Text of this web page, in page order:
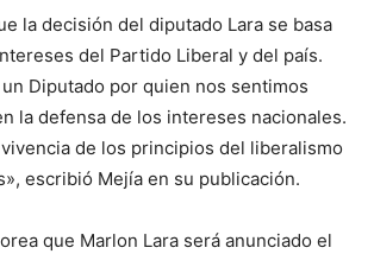
la decisión del diputado Lara se basa
del Partido Liberal y del país.
Diputado por quien nos sentimos
la defensa de los intereses nacionales.
de los principios del liberalismo
escribió Mejía en su publicación.
que Marlon Lara será anunciado el